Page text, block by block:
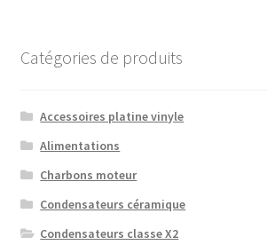
Catégories de produits
Accessoires platine vinyle
Alimentations
Charbons moteur
Condensateurs céramique
Condensateurs classe X2